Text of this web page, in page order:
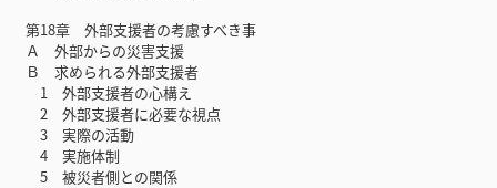
第18章 外部支援者の考慮すべき事
Ａ 外部からの災害支援
Ｂ 求められる外部支援者
1 外部支援者の心構え
2 外部支援者に必要な視点
3 実際の活動
4 実施体制
5 被災者側との関係